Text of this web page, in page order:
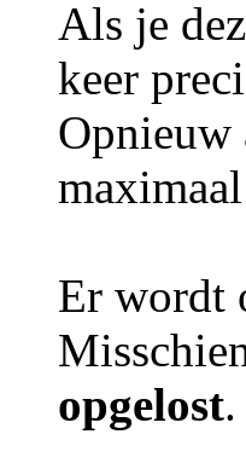
Als je
keer
Opnieuw
Er wordt
opgelost.